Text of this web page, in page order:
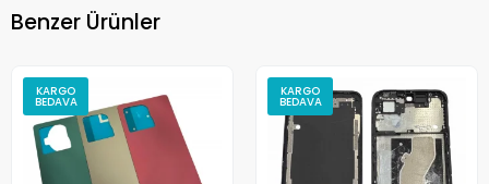
Benzer Ürünler
KARGO
BEDAVA
KARGO
BEDAVA